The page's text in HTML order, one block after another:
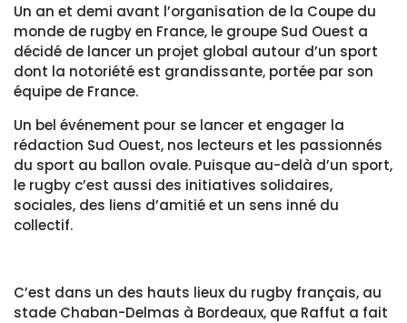
Un an et demi avant l’organisation de la Coupe du
monde de rugby en France, le groupe Sud Ouest a
décidé de lancer un projet global autour d’un sport
dont la notoriété est grandissante, portée par son
équipe de France.
Un bel événement pour se lancer et engager la
rédaction Sud Ouest, nos lecteurs et les passionnés
du sport au ballon ovale. Puisque au-delà d’un sport,
le rugby c’est aussi des initiatives solidaires,
sociales, des liens d’amitié et un sens inné du
collectif.
C’est dans un des hauts lieux du rugby français, au
stade Chaban-Delmas à Bordeaux, que Raffut a fait